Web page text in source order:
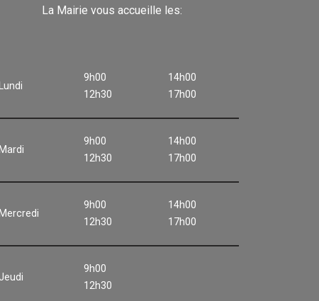
La Mairie vous accueille les:
Lundi
9h00
12h30
14h00
17h00
Mardi
9h00
12h30
14h00
17h00
Mercredi
9h00
12h30
14h00
17h00
Jeudi
9h00
12h30